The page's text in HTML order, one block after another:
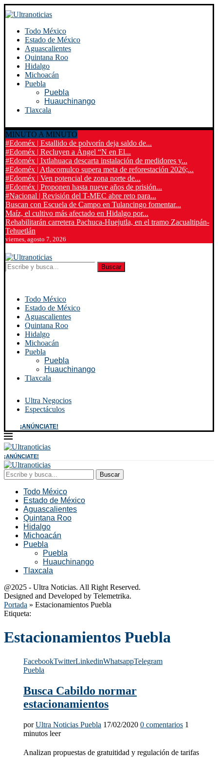
Todo México
Estado de México
Aguascalientes
Quintana Roo
Hidalgo
Michoacán
Puebla
Puebla
Huauchinango
Tlaxcala
MINUTO A MINUTO
#Edoméx | Estallido de polvorín deja saldo de...
#Edoméx | Recluyen a Ángel “N en El...
#Edoméx | Ixtlahuaca descarta instalación de medidores y...
#Edoméx | Atlacomulco supera meta de reforestación 2026;...
#Edoméx | Ven potencial de zona norte de...
#Edoméx | Proponen hasta nueve años de prisión...
#Nacional | Revisión del T-MEC abre reto para...
Buscan con Escuela de Campo en Tulancingo fomentar...
Maíz, el cultivo más afectado en Hidalgo por...
Rehabilitarán carretera Pachuca-Huejutla, en el tramo Zacualtipán-
Tehuetlán
viernes, agosto 7, 2026
Buscar
Todo México
Estado de México
Aguascalientes
Quintana Roo
Hidalgo
Michoacán
Puebla
Puebla
Huauchinango
Tlaxcala
Ultra Negocios
Espectáculos
¡ANÚNCIATE!
¡ANÚNCIATE!
Buscar
Todo México
Estado de México
Aguascalientes
Quintana Roo
Hidalgo
Michoacán
Puebla
Puebla
Huauchinango
Tlaxcala
@2025 - Ultra Noticias. All Right Reserved.
Designed and Developed by Telemetrika.
Portada » Estacionamientos Puebla
Etiqueta:
Estacionamientos Puebla
FacebookTwitterLinkedinWhatsappTelegram
Puebla
Busca Cabildo normar
estacionamientos
porUltra Noticias Puebla 17/02/2020 0 comentarios 1
minutos leer
Analizan propuestas de gratuitidad y regulación de tarifas